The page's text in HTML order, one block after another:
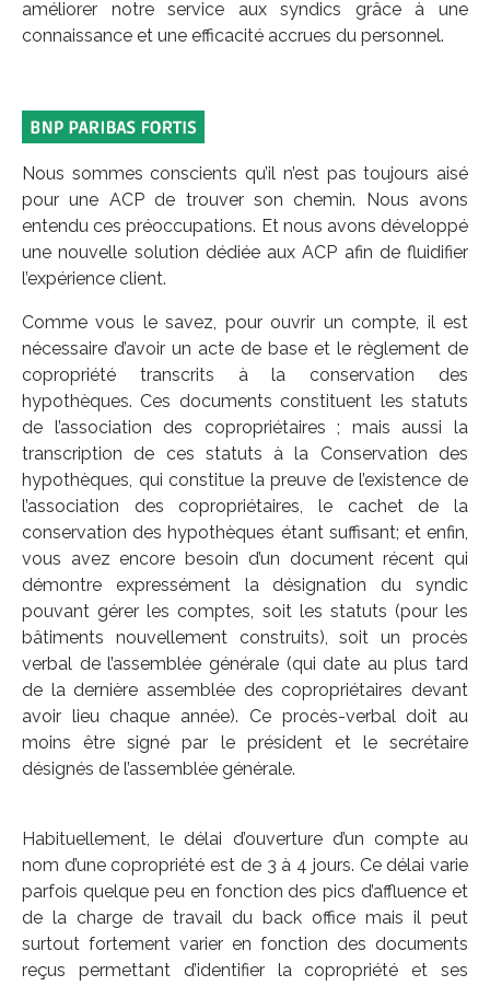
améliorer notre service aux syndics grâce à une
connaissance et une efficacité accrues du personnel.
Nous sommes conscients qu’il n’est pas toujours aisé
pour une ACP de trouver son chemin. Nous avons
entendu ces préoccupations. Et nous avons développé
une nouvelle solution dédiée aux ACP afin de fluidifier
l’expérience client.
Comme vous le savez, pour ouvrir un compte, il est
nécessaire d’avoir un acte de base et le règlement de
copropriété transcrits à la conservation des
hypothèques. Ces documents constituent les statuts
de l’association des copropriétaires ; mais aussi la
transcription de ces statuts à la Conservation des
hypothèques, qui constitue la preuve de l’existence de
l’association des copropriétaires, le cachet de la
conservation des hypothèques étant suffisant; et enfin,
vous avez encore besoin d’un document récent qui
démontre expressément la désignation du syndic
pouvant gérer les comptes, soit les statuts (pour les
bâtiments nouvellement construits), soit un procès
verbal de l’assemblée générale (qui date au plus tard
de la dernière assemblée des copropriétaires devant
avoir lieu chaque année). Ce procès-verbal doit au
moins être signé par le président et le secrétaire
désignés de l’assemblée générale.
Habituellement, le délai d’ouverture d’un compte au
nom d’une copropriété est de 3 à 4 jours. Ce délai varie
parfois quelque peu en fonction des pics d’affluence et
de la charge de travail du back office mais il peut
surtout fortement varier en fonction des documents
reçus permettant d’identifier la copropriété et ses